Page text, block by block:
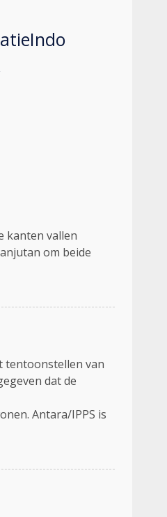
kanten vallen
om beide
tentoonstellen van
dat de
Antara/IPPS is